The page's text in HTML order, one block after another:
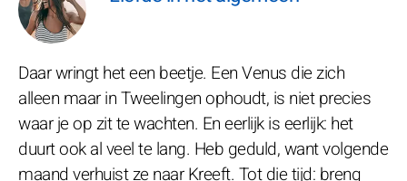
Daar wringt het een beetje. Een Venus die zich
alleen maar in Tweelingen ophoudt, is niet precies
waar je op zit te wachten. En eerlijk is eerlijk: het
duurt ook al veel te lang. Heb geduld, want volgende
maand verhuist ze naar Kreeft. Tot die tijd: breng